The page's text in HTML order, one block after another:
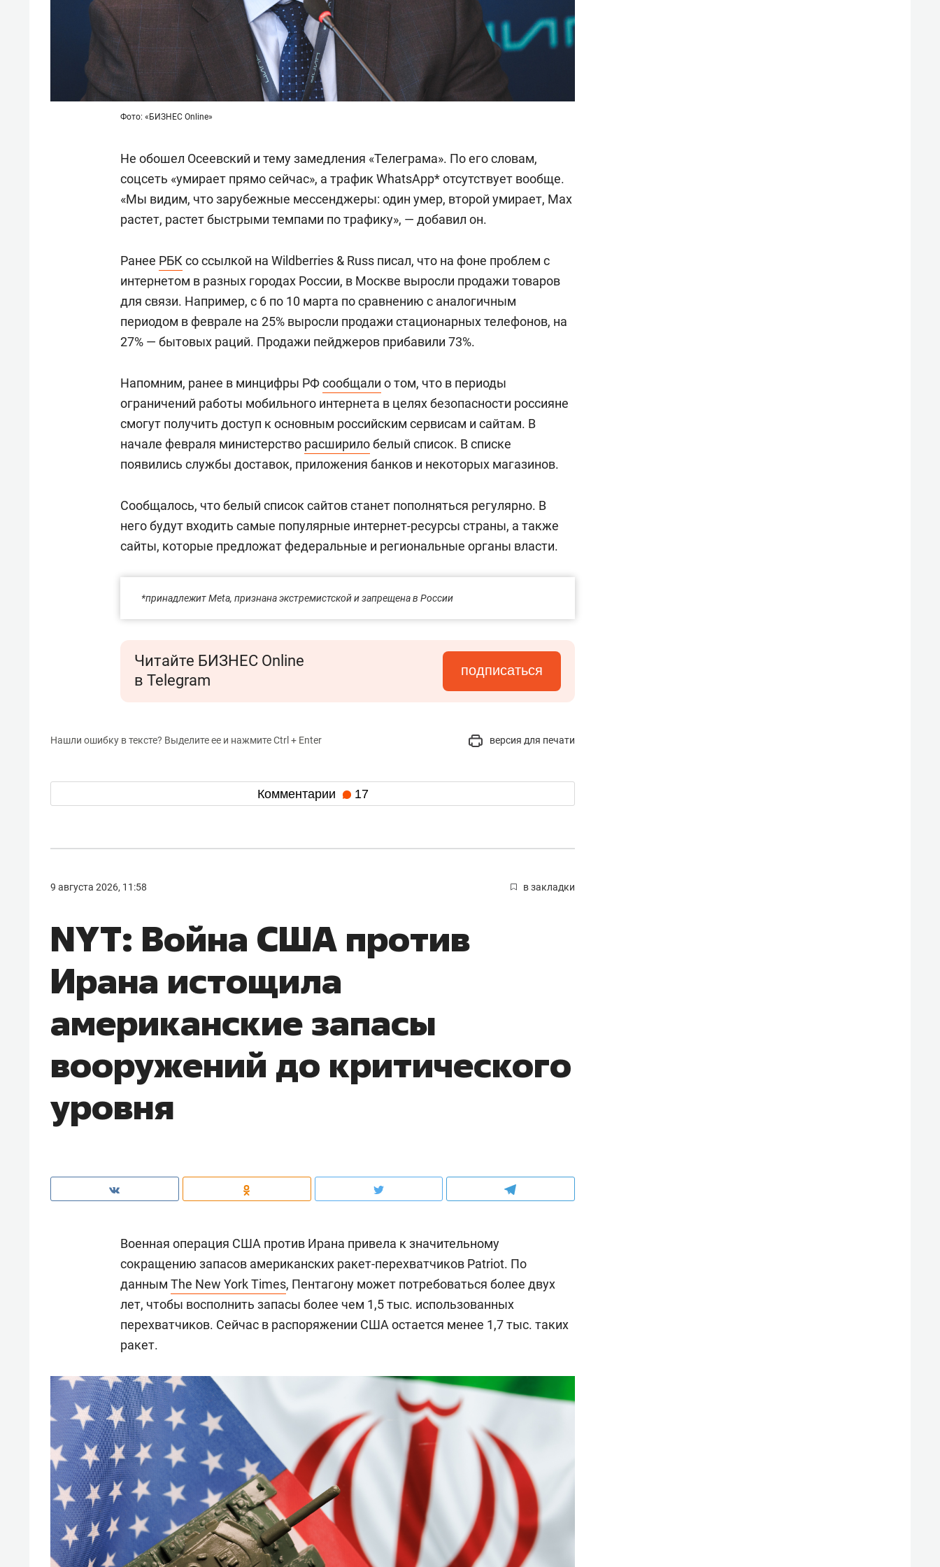
Фото: «БИЗНЕС Online»
Не обошел Осеевский и тему замедления «Телеграма». По его словам,
соцсеть «умирает прямо сейчас», а трафик WhatsApp* отсутствует вообще.
«Мы видим, что зарубежные мессенджеры: один умер, второй умирает, Max
растет, растет быстрыми темпами по трафику», — добавил он.
Ранее РБК со ссылкой на Wildberries & Russ писал, что на фоне проблем с
интернетом в разных городах России, в Москве выросли продажи товаров
для связи. Например, с 6 по 10 марта по сравнению с аналогичным
периодом в феврале на 25% выросли продажи стационарных телефонов, на
27% — бытовых раций. Продажи пейджеров прибавили 73%.
Напомним, ранее в минцифры РФсообщали о том, что в периоды
ограничений работы мобильного интернета в целях безопасности россияне
смогут получить доступ к основным российским сервисам и сайтам. В
начале февраля министерство расширилобелый список. В списке
появились службы доставок, приложения банков и некоторых магазинов.
Сообщалось, что белый список сайтов станет пополняться регулярно. В
него будут входить самые популярные интернет-ресурсы страны, а также
сайты, которые предложат федеральные и региональные органы власти.
*принадлежит Meta, признана экстремистской и запрещена в России
Читайте БИЗНЕС Online
в Telegram
подписаться
Нашли ошибку в тексте? Выделите ее и нажмите Ctrl + Enter версия для печати
Комментарии 17
9 августа 2026, 11:58 в закладки
NYT: Война США против
Ирана истощила
американские запасы
вооружений до критического
уровня
Военная операция США против Ирана привела к значительному
сокращению запасов американских ракет-перехватчиков Patriot. По
данным The New York Times, Пентагону может потребоваться более двух
лет, чтобы восполнить запасы более чем 1,5 тыс. использованных
перехватчиков. Сейчас в распоряжении США остается менее 1,7 тыс. таких
ракет.